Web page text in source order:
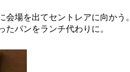
場を出てセントレアに向かう。
パンをランチ代わりに。